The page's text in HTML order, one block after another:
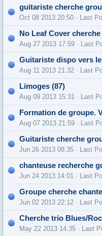
guitariste cherche
Oct 08 2013 20:50 · Last
No Leaf Cover
Aug 27 2013 17:59 · Last
Guitariste dispo vers le
Aug 11 2013 21:32 · Last
Limoges (87)
Aug 09 2013 15:31 · Last
Formation de groupe.
Aug 07 2013 21:59 · Last
Guitariste cherche
Jun 26 2013 08:35 · Last
chanteuse recherche
Jun 24 2013 14:01 · Last
Groupe cherche
Jun 02 2013 22:12 · Last
Cherche trio Blues/
May 22 2013 14:35 · Last